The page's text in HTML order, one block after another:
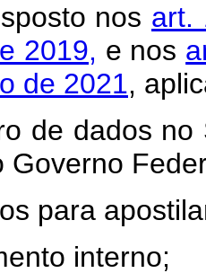
nos art.
2019, e nos
de 2021,
de dados
Governo
para
interno;